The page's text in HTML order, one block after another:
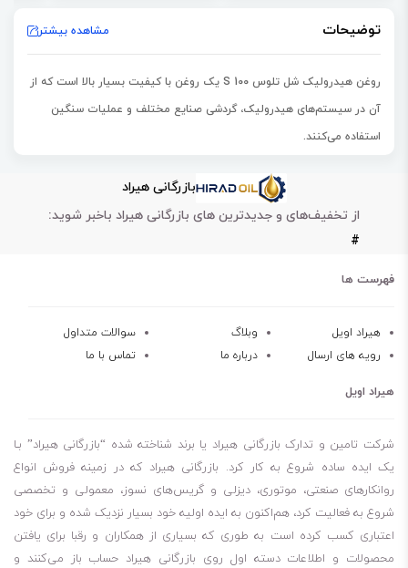
توضیحات مشاهده بیشتر
روغن هیدرولیک شل تلوس S 100 یک روغن با کیفیت بسیار بالا است که از
آن در سیستم‌های هیدرولیک، گردشی صنایع مختلف و عملیات سنگین
استفاده می‌کنند.
این روغن در مقابل اکسیداسیون بسیار مقاوم است و دارای شاخص گرانروی
بالا است که سبب افزایش مقاومت روغن می‌شود.
تا دمای 234 درجه سانتی‌گراد کارایی خود را به خوبی حفظ می‌کند.
دارای خاصیت جداپذیری از آب مناسبی است و سبب کاهش دما، خوردگی و
علاوه بر این، دارای فیلتراسیون بسیار عالی است.
جلوگیری از تشکیل رسوب
افزایش طول عمر قطعات
طول عمر طولانی روغن
خاصیت پایداری حرارتی عالی
بازرگانی هیراد
از تخفیف‌های و جدیدترین های بازرگانی هیراد باخبر شوید:
#
فهرست ها
هیراد اویل وبلاگ
سوالات متداول
رویه های ارسال
درباره ما تماس با ما
هیراد اویل
شرکت تامین و تدارک بازرگانی هیراد یا برند شناخته شده “بازرگانی هیراد” بـا
یک ایده ساده شروع به کار کرد. بازرگانی هیراد که در زمینه فروش انواع
روانکارهای صنعتی، موتوری، دیزلی و گریس‌های نسوز، معمولی و تخصصی
شروع به فعالیت کرد، هم‌اکنون به ایده اولیه خود بسیار نزدیک شده و برای خود
اعتباری کسب کرده است به طوری که بسیاری از همکاران و رقبا برای یافتن
محصولات و اطلاعات دسته اول روی بازرگانی هیراد حساب باز می‌کنند و